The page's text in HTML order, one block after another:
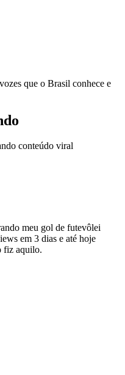
que o Brasil conhece e
conteúdo viral
meu gol de futevôlei
em 3 dias e até hoje
fiz aquilo.